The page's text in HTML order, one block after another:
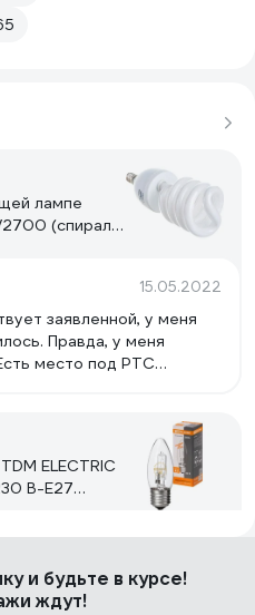
лампе
2700 (спираль)
15.05.2022
заявленной, у меня
Правда, у меня
ELECTRIC
В-Е27
не отключаются
а чуть-чуть
и будьте в курсе!
ждут!